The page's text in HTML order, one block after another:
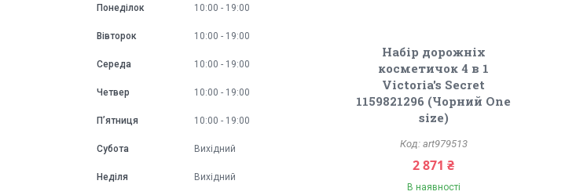
Набір дорожніх
косметичок 4 в 1
Victoria's Secret
1159821296 (Чорний One
size)
art979513
2 871 ₴
В наявності
Понеділок 10:00 19:00
Вівторок 10:00 19:00
Середа 10:00 19:00
Четвер 10:00 19:00
Пʼятниця 10:00 19:00
Субота Вихідний
Неділя Вихідний